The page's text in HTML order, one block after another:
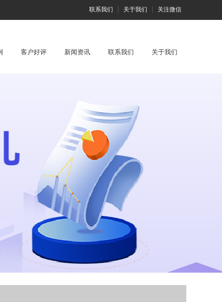
联系我们 关于我们 关注微信
客户好评 新闻资讯 联系我们 关于我们